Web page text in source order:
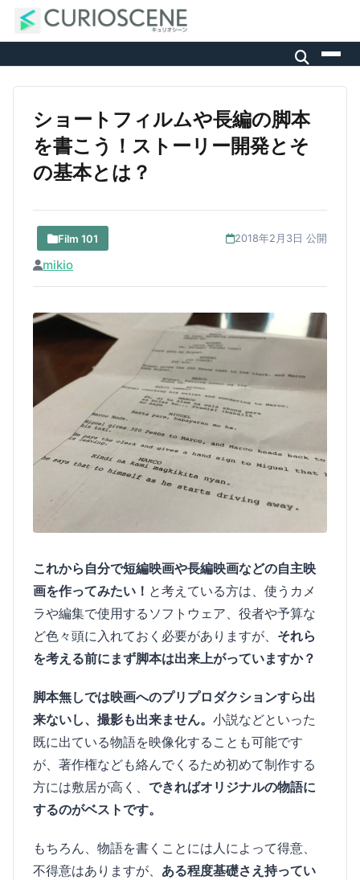
ショートフィルムや長編の脚本
を書こう！ストーリー開発とそ
の基本とは？
Film 101 2018年2月3日 公開
mikio
これから自分で短編映画や長編映画などの自主映
画を作ってみたい！ と考えている方は、使うカメ
ラや編集で使用するソフトウェア、役者や予算な
ど色々頭に入れておく必要がありますが、 それら
を考える前にまず脚本は出来上がっていますか？
脚本無しでは映画へのプリプロダクションすら出
来ないし、撮影も出来ません。 小説などといった
既に出ている物語を映像化することも可能です
が、著作権なども絡んでくるため初めて制作する
方には敷居が高く、 できればオリジナルの物語に
するのがベストです。
もちろん、物語を書くことには人によって得意、
不得意はありますが、 ある程度基礎さえ持ってい